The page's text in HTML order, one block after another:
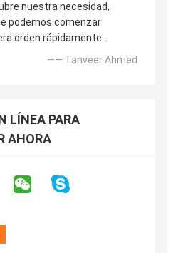
nuestra necesidad,
podemos comenzar
orden rápidamente.
—— Tanveer Ahmed
LÍNEA PARA
AHORA